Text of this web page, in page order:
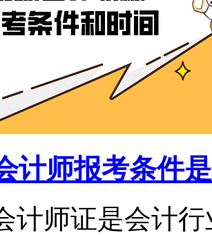
计师报考条件
计师证是会计